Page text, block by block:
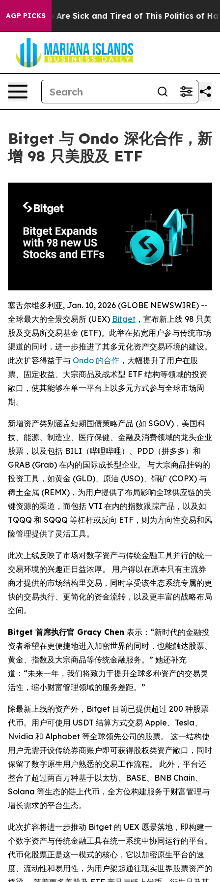
AGP PICKSAre Sick and Tired of This Politics of Hatred”
Bitget 与 Ondo 深化合作，新
增 98 只美股及 ETF
塞舌尔维多利亚, Jan. 10, 2026 (GLOBE NEWSWIRE) --
全球最大的全景交易所 (UEX) Bitget ，宣布新上线 98 只美
股及交易所交易基金 (ETF)。此举在拓宽用户参与传统市场
渠道的同时，进一步推进了其多元化资产交易环境的建设。
此次扩容得益于与 Ondo 的合作 ，大幅提升了用户在股
票、固定收益、大宗商品及战术型 ETF 结构等领域的投资
敞口，使其能够在单一平台上以多元方式参与全球市场周
期。
新增资产类别涵盖短期国债策略产品 (如 SGOV)，美国科
技、能源、制造业、医疗保健、金融及消费领域的龙头企业
股票，以及包括 BILI（哔哩哔哩）、PDD（拼多多）和
GRAB (Grab) 在内的国际成长型企业。 与大宗商品挂钩的
投资工具，如黄金 (GLD)、原油 (USO)、铜矿 (COPX) 与
稀土金属 (REMX)，为用户提供了布局影响全球供应链的关
键资源的渠道，而包括 VTI 在内的指数跟踪产品，以及如
TQQQ 和 SQQQ 等杠杆或反向 ETF，则为方向性交易和风
险管理提供了灵活工具。
此次上线反映了市场对数字资产与传统金融工具并行的统一
交易环境的兴趣正日益浓厚。 用户得以在原本只有主流券
商才提供的市场结构里交易，同时享受该生态系统专属的更
快的交易执行、更简化的资金流转，以及更丰富的战略布局
空间。
Bitget 首席执行官 Gracy Chen 表示：“新时代的金融投
资者希望在更便捷地进入加密世界的同时，也能触达股票、
黄金、指数及大宗商品等传统金融服务。” 她还补充
道：“未来一年，我们将致力于提升全球多种资产的交易灵
活性，缩小财富管理领域的服务差距。”
除最新上线的资产外，Bitget 目前已提供超过 200 种股票
代币。用户可使用 USDT 结算方式交易 Apple、Tesla、
Nvidia 和 Alphabet 等全球领先公司的股票。 这一结构使
用户无需开设传统券商账户即可获得股权类资产敞口，同时
保留了数字原生用户熟悉的交易工作流程。 此外，平台还
整合了超过两百万种基于以太坊、BASE、BNB Chain、
Solana 等生态的链上代币，全方位构建服务于财富管理与
增长需求的平台生态。
此次扩容将进一步推动 Bitget 的 UEX 愿景落地，即构建一
个数字资产与传统金融工具在统一系统中协同运行的平台。
代币化股票正是这一模式的核心，它以加密原生平台的速
度、流动性和易用性，为用户架起通往现实世界股票资产的